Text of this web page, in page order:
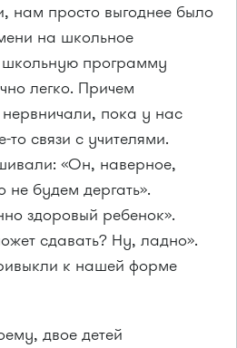
нам просто выгоднее было
на школьное
программу
легко. Причем
пока у нас
связи с учителями.
«Он, наверное,
не будем дергать».
здоровый ребенок».
сдавать? Ну, ладно».
к нашей форме
двое детей